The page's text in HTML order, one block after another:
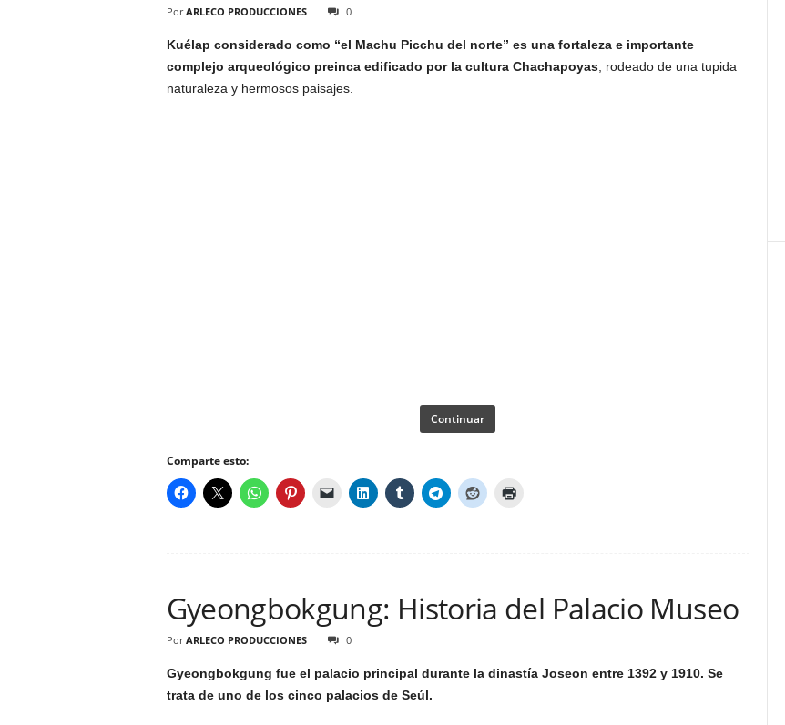
Por ARLECO PRODUCCIONES 0
Kuélap considerado como “el Machu Picchu del norte” es una fortaleza e importante
complejo arqueológico preinca edificado por la cultura Chachapoyas, rodeado de una tupida
naturaleza y hermosos paisajes.
Continuar
Comparte esto:
Gyeongbokgung: Historia del Palacio Museo
Por ARLECO PRODUCCIONES 0
Gyeongbokgung fue el palacio principal durante la dinastía Joseon entre 1392 y 1910. Se
trata de uno de los cinco palacios de Seúl.